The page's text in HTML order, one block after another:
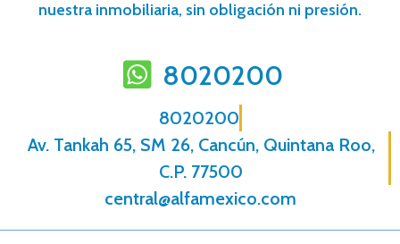
nuestra inmobiliaria, sin obligación ni presión.
8020200
8020200
Av. Tankah 65, SM 26, Cancún, Quintana Roo,
C.P. 77500
central@alfamexico.com